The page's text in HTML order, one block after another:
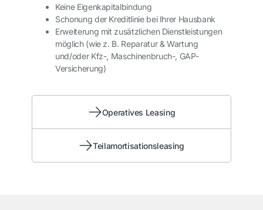
Keine Eigenkapitalbindung
Schonung der Kreditlinie bei Ihrer Hausbank
Erweiterung mit zusätzlichen Dienstleistungen
möglich (wie z. B. Reparatur & Wartung
und/oder Kfz-, Maschinenbruch-, GAP-
Versicherung)
Operatives Leasing
Teilamortisationsleasing